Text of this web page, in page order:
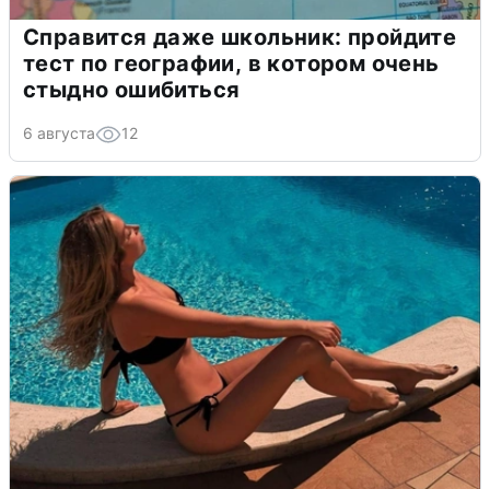
Справится даже школьник: пройдите
тест по географии, в котором очень
стыдно ошибиться
6 августа 12